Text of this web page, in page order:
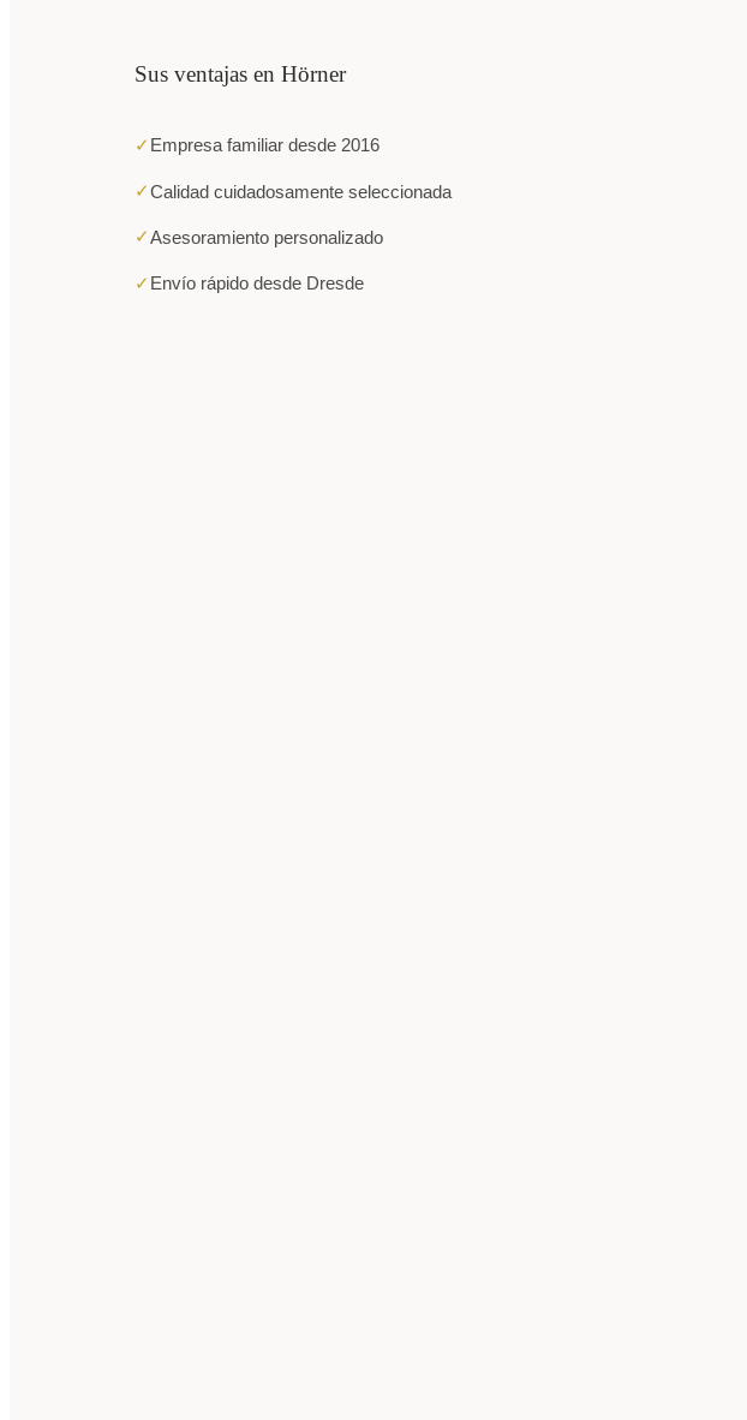
Sus ventajas en Hörner
✓ Empresa familiar desde 2016
✓Calidad cuidadosamente seleccionada
✓Asesoramiento personalizado
✓ Envío rápido desde Dresde